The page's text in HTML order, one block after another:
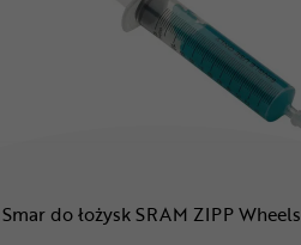
Smar do łożysk SRAM ZIPP Wheels